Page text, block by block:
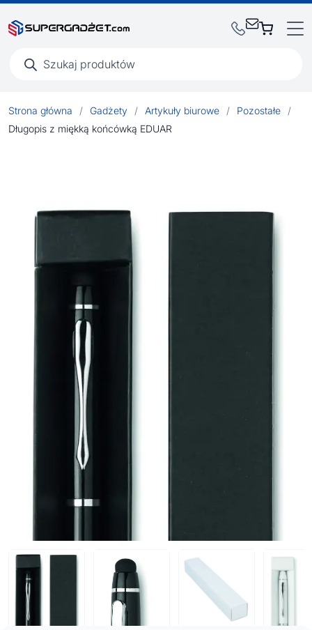
produktów
Strona główna / Gadżety / Artykuły biurowe / Pozostałe
/
Długopis z miękką końcówką EDUAR